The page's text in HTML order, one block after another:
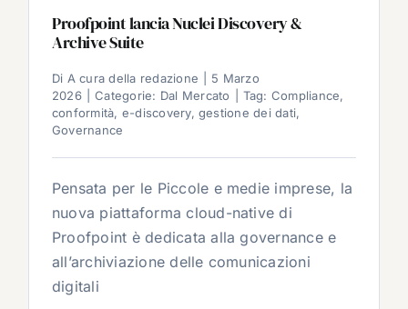
Proofpoint lancia Nuclei Discovery &
Archive Suite
Di A cura della redazione
5 Marzo
2026
Categorie: Dal Mercato Tag: Compliance,
conformità, e-discovery,gestione dei dati,
Governance
Pensata per le Piccole e medie imprese, la
nuova piattaforma cloud-native di
Proofpoint è dedicata alla governance e
all’archiviazione delle comunicazioni
digitali